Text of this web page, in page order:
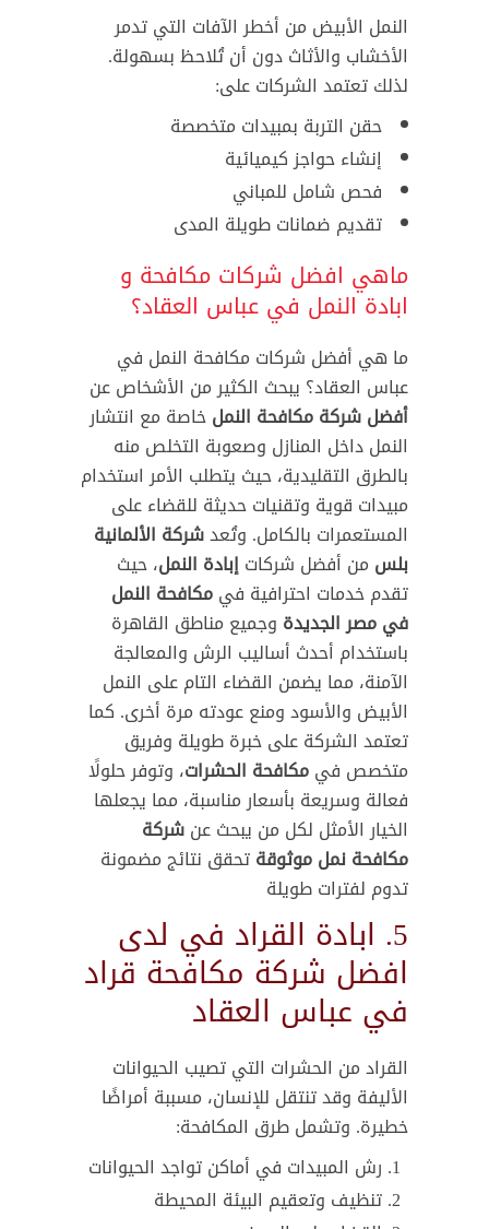
النمل الأبيض من أخطر الآفات التي تدمر
الأخشاب والأثاث دون أن تُلاحظ بسهولة.
لذلك تعتمد الشركات على:
حقن التربة بمبيدات متخصصة
إنشاء حواجز كيميائية
فحص شامل للمباني
تقديم ضمانات طويلة المدى
ماهي افضل شركات مكافحة و
ابادة النمل في عباس العقاد؟
ما هي أفضل شركات مكافحة النمل في
عباس العقاد؟ يبحث الكثير من الأشخاص عن
أفضل شركة مكافحة النملخاصة مع انتشار
النمل داخل المنازل وصعوبة التخلص منه
بالطرق التقليدية، حيث يتطلب الأمر استخدام
مبيدات قوية وتقنيات حديثة للقضاء على
المستعمرات بالكامل. وتُعدشركة الألمانية
بلس من أفضل شركاتإبادة النمل، حيث
تقدم خدمات احترافية فيمكافحة النمل
في مصر الجديدة وجميع مناطق القاهرة
باستخدام أحدث أساليب الرش والمعالجة
الآمنة، مما يضمن القضاء التام على النمل
الأبيض والأسود ومنع عودته مرة أخرى. كما
تعتمد الشركة على خبرة طويلة وفريق
متخصص فيمكافحة الحشرات، وتوفر حلولًا
فعالة وسريعة بأسعار مناسبة، مما يجعلها
الخيار الأمثل لكل من يبحث عنشركة
مكافحة نمل موثوقةتحقق نتائج مضمونة
تدوم لفترات طويلة
5. ابادة القراد في لدى
افضل شركة مكافحة قراد
في عباس العقاد
القراد من الحشرات التي تصيب الحيوانات
الأليفة وقد تنتقل للإنسان، مسببة أمراضًا
خطيرة. وتشمل طرق المكافحة:
رش المبيدات في أماكن تواجد الحيوانات
تنظيف وتعقيم البيئة المحيطة